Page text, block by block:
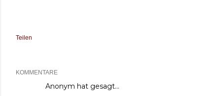
Teilen
KOMMENTARE
Anonym hat gesagt…